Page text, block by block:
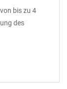
bis zu 4
des